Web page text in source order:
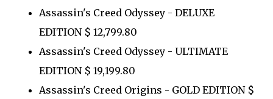
Assassin's Creed Odyssey - DELUXE
EDITION $ 12,799.80
Assassin's Creed Odyssey - ULTIMATE
EDITION $ 19,199.80
Assassin's Creed Origins - GOLD EDITION $